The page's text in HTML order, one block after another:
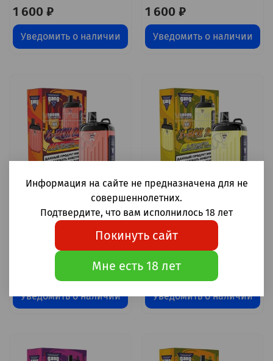
1 600 ₽
Уведомить о наличии
1 600 ₽
Уведомить о наличии
Gang X box 2.0 Сладкая
черешня-дыня 18000
затяжек 20мг Hard (2%
Уведомить о наличии
Gang X box 2.0 Смузи
вишня-банан 18000
затяжек 20мг Hard (2%
Hard)
1 600 ₽
Уведомить о наличии
Информация на сайте не предназначена для не
совершеннолетних.
Подтвердите, что вам исполнилось 18 лет
Покинуть сайт
Мне есть 18 лет